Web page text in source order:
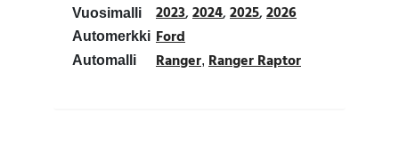
Vuosimalli
2023,2024,2025,2026
Automerkki Ford
Automalli Ranger, Ranger Raptor